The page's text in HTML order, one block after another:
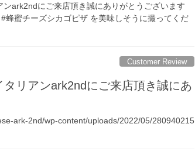
ark2ndにご来店頂き誠にありがとうございます
蜂蜜チーズシカゴピザ を美味しそうに撮ってくだ
Customer Review
リアンark2ndにご来店頂き誠にあ
ark-2nd/wp-content/uploads/2022/05/280940215